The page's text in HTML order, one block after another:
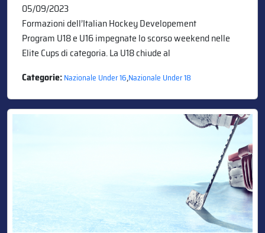
05/09/2023
Formazioni dell’Italian Hockey Developement
Program U18 e U16 impegnate lo scorso weekend nelle
Elite Cups di categoria. La U18 chiude al
Categorie:Nazionale Under 16,Nazionale Under 18